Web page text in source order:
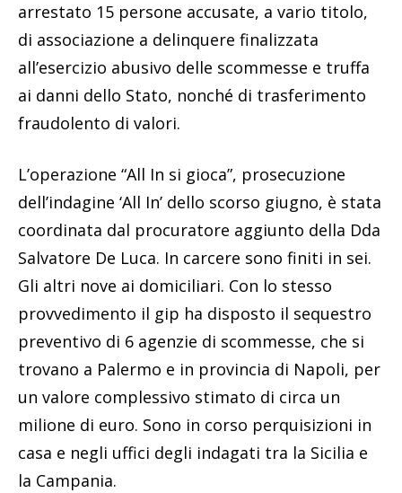
arrestato 15 persone accusate, a vario titolo,
di associazione a delinquere finalizzata
all’esercizio abusivo delle scommesse e truffa
ai danni dello Stato, nonché di trasferimento
fraudolento di valori.
L’operazione “All In si gioca”, prosecuzione
dell’indagine ‘All In’ dello scorso giugno, è stata
coordinata dal procuratore aggiunto della Dda
Salvatore De Luca. In carcere sono finiti in sei.
Gli altri nove ai domiciliari. Con lo stesso
provvedimento il gip ha disposto il sequestro
preventivo di 6 agenzie di scommesse, che si
trovano a Palermo e in provincia di Napoli, per
un valore complessivo stimato di circa un
milione di euro. Sono in corso perquisizioni in
casa e negli uffici degli indagati tra la Sicilia e
la Campania.